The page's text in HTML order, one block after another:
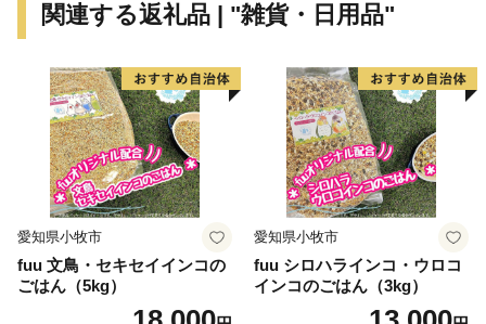
関連する返礼品 | "雑貨・日用品"
愛知県小牧市
fuu 文鳥・セキセイインコの
ごはん（5kg）
愛知県小牧市
fuu シロハラインコ・ウロコ
インコのごはん（3kg）